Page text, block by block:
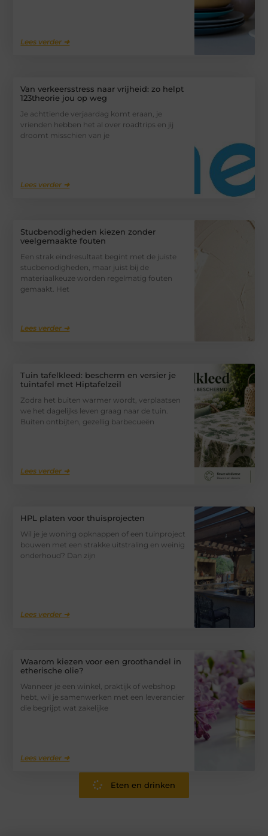
Lees verder ➜
Van verkeersstress naar vrijheid: zo helpt
123theorie jou op weg
Je achttiende verjaardag komt eraan, je
vrienden hebben het al over roadtrips en jij
droomt misschien van je
Lees verder ➜
Stucbenodigheden kiezen zonder
veelgemaakte fouten
Een strak eindresultaat begint met de juiste
stucbenodigheden, maar juist bij de
materiaalkeuze worden regelmatig fouten
gemaakt. Het
Lees verder ➜
Tuin tafelkleed: bescherm en versier je
tuintafel met Hiptafelzeil
Zodra het buiten warmer wordt, verplaatsen
we het dagelijks leven graag naar de tuin.
Buiten ontbijten, gezellig barbecueën
Lees verder ➜
HPL platen voor thuisprojecten
Wil je je woning opknappen of een tuinproject
bouwen met een strakke uitstraling en weinig
onderhoud? Dan zijn
Lees verder ➜
Waarom kiezen voor een groothandel in
etherische olie?
Wanneer je een winkel, praktijk of webshop
hebt, wil je samenwerken met een leverancier
die begrijpt wat zakelijke
Lees verder ➜
Eten en drinken